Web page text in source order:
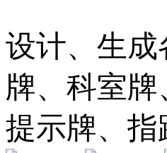
设计、生
牌、科室
提示牌、